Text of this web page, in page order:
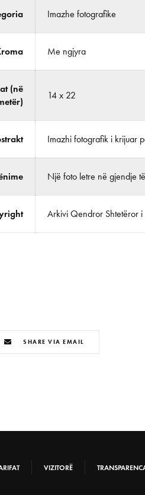
Imazhe fotografike
Me ngjyra
(në
14 x 22
Imazhi fotografik i krijuar
Një foto letre në gjendje
Arkivi Qendror Shtetëror i
SHARE VIA EMAIL
VIZITORË